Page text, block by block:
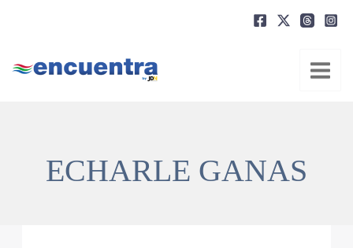
ECHARLE GANAS